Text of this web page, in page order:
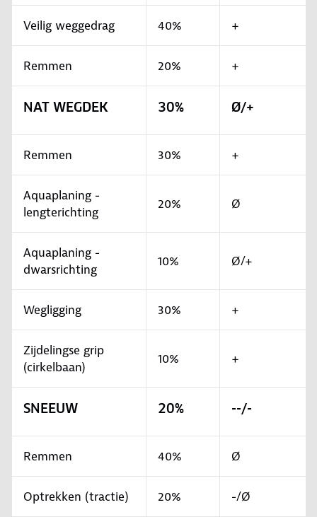
Veilig weggedrag 40% +
Remmen 20% +
NAT WEGDEK 30% Ø/+
Remmen 30% +
Aquaplaning -
lengterichting
20% Ø
Aquaplaning -
dwarsrichting
10% Ø/+
Wegligging 30% +
Zijdelingse grip
(cirkelbaan)
10% +
SNEEUW 20% --/-
Remmen 40% Ø
Optrekken (tractie) 20% -/Ø